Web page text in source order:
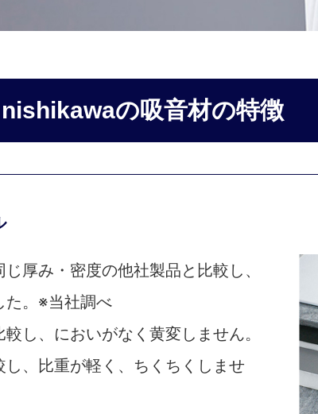
nishikawaの吸音材の特徴
厚み・密度の他社製品と比較し、
た。※当社調べ
し、においがなく黄変しません。
、比重が軽く、ちくちくしませ